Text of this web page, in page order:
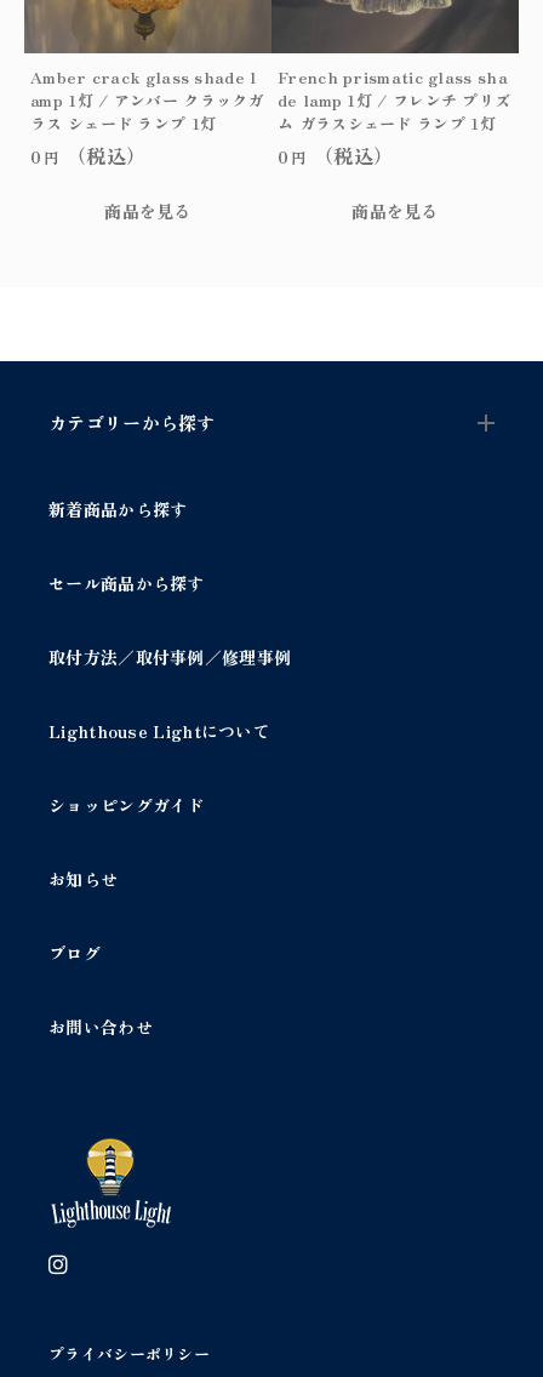
Amber crack glass shade l
amp 1灯 / アンバー クラックガ
ラス シェード ランプ 1灯
0 円 （税込）
商品を見る
French prismatic glass sha
de lamp 1灯 / フレンチ プリズ
ム ガラスシェード ランプ 1灯
0 円 （税込）
商品を見る
プライバシーポリシー
カテゴリーから探す
新着商品から探す
セール商品から探す
取付方法／取付事例／修理事例
Lighthouse Lightについて
ショッピングガイド
お知らせ
ブログ
お問い合わせ